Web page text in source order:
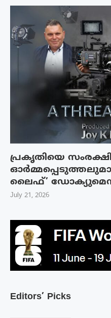
Editors’ Picks
പ്രകൃതിയെ
ലൈഫ്’
July 21, 2026